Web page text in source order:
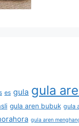
es gula gula
gula aren bubuk gula
gula aren